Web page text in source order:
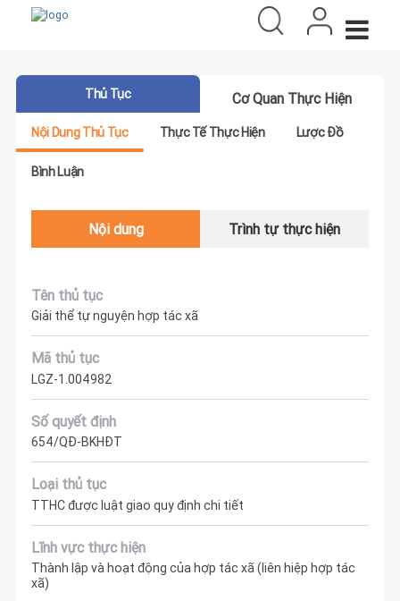
Thủ Tục Cơ Quan Thực Hiện
Nội Dung Thủ Tục Thực Tế Thực Hiện Lược Đồ
Bình Luận
Nội dung Trình tự thực hiện
Tên thủ tục
Giải thể tự nguyện hợp tác xã
Mã thủ tục
LGZ-1.004982
Số quyết định
654/QĐ-BKHĐT
Loại thủ tục
TTHC được luật giao quy định chi tiết
Lĩnh vực thực hiện
Thành lập và hoạt động của hợp tác xã (liên hiệp hợp tác
xã)